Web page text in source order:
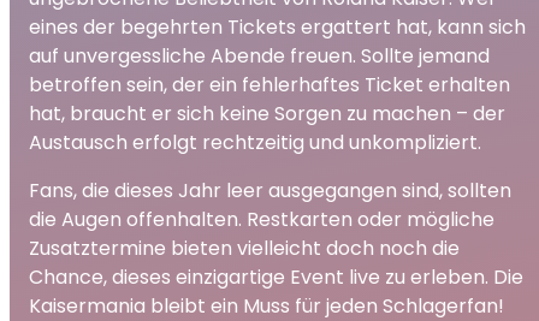
eines der begehrten Tickets ergattert hat, kann sich
auf unvergessliche Abende freuen. Sollte jemand
betroffen sein, der ein fehlerhaftes Ticket erhalten
hat, braucht er sich keine Sorgen zu machen – der
Austausch erfolgt rechtzeitig und unkompliziert.
Fans, die dieses Jahr leer ausgegangen sind, sollten
die Augen offenhalten. Restkarten oder mögliche
Zusatztermine bieten vielleicht doch noch die
Chance, dieses einzigartige Event live zu erleben. Die
Kaisermania bleibt ein Muss für jeden Schlagerfan!